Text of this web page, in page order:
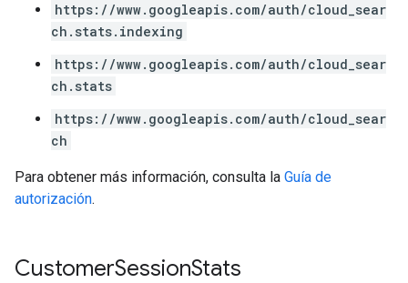
https://www.googleapis.com/auth/cloud_sear
ch.stats.indexing
https://www.googleapis.com/auth/cloud_sear
ch.stats
https://www.googleapis.com/auth/cloud_sear
ch
Para obtener más información, consulta la Guía de
autorización.
CustomerSessionStats